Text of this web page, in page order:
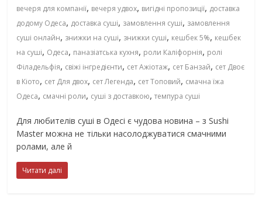
вечеря для компанії, вечеря удвох, вигідні пропозиції, доставка
додому Одеса, доставка суші, замовлення суші, замовлення
суші онлайн, знижки на суші, знижки суші, кешбек 5%, кешбек
на суші, Одеса, паназіатська кухня, роли Каліфорнія, ролі
Філадельфія, свіжі інгредієнти, сет Ажіотаж, сет Банзай, сет Двоє
в Кіото, сет Для двох, сет Легенда, сет Топовий, смачна їжа
Одеса, смачні роли, суші з доставкою,темпура суші
Для любителів суші в Одесі є чудова новина – з Sushi
Master можна не тільки насолоджуватися смачними
ролами, але й
Читати далі